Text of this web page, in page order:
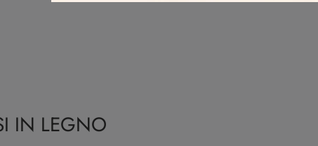
IN LEGNO